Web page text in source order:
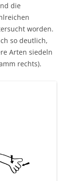
die
worden.
so deutlich,
Arten siedeln
rechts).